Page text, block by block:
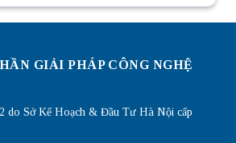
GIẢI PHÁP CÔNG NGHỆ
do Sở Kế Hoạch & Đầu Tư Hà Nội cấp